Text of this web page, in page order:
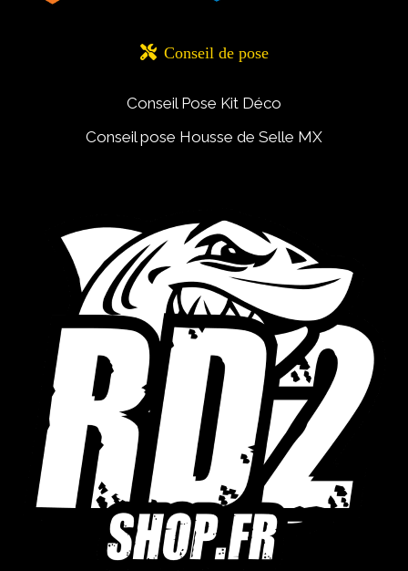
 Conseil de pose
Conseil Pose Kit Déco
Conseil pose Housse de Selle MX